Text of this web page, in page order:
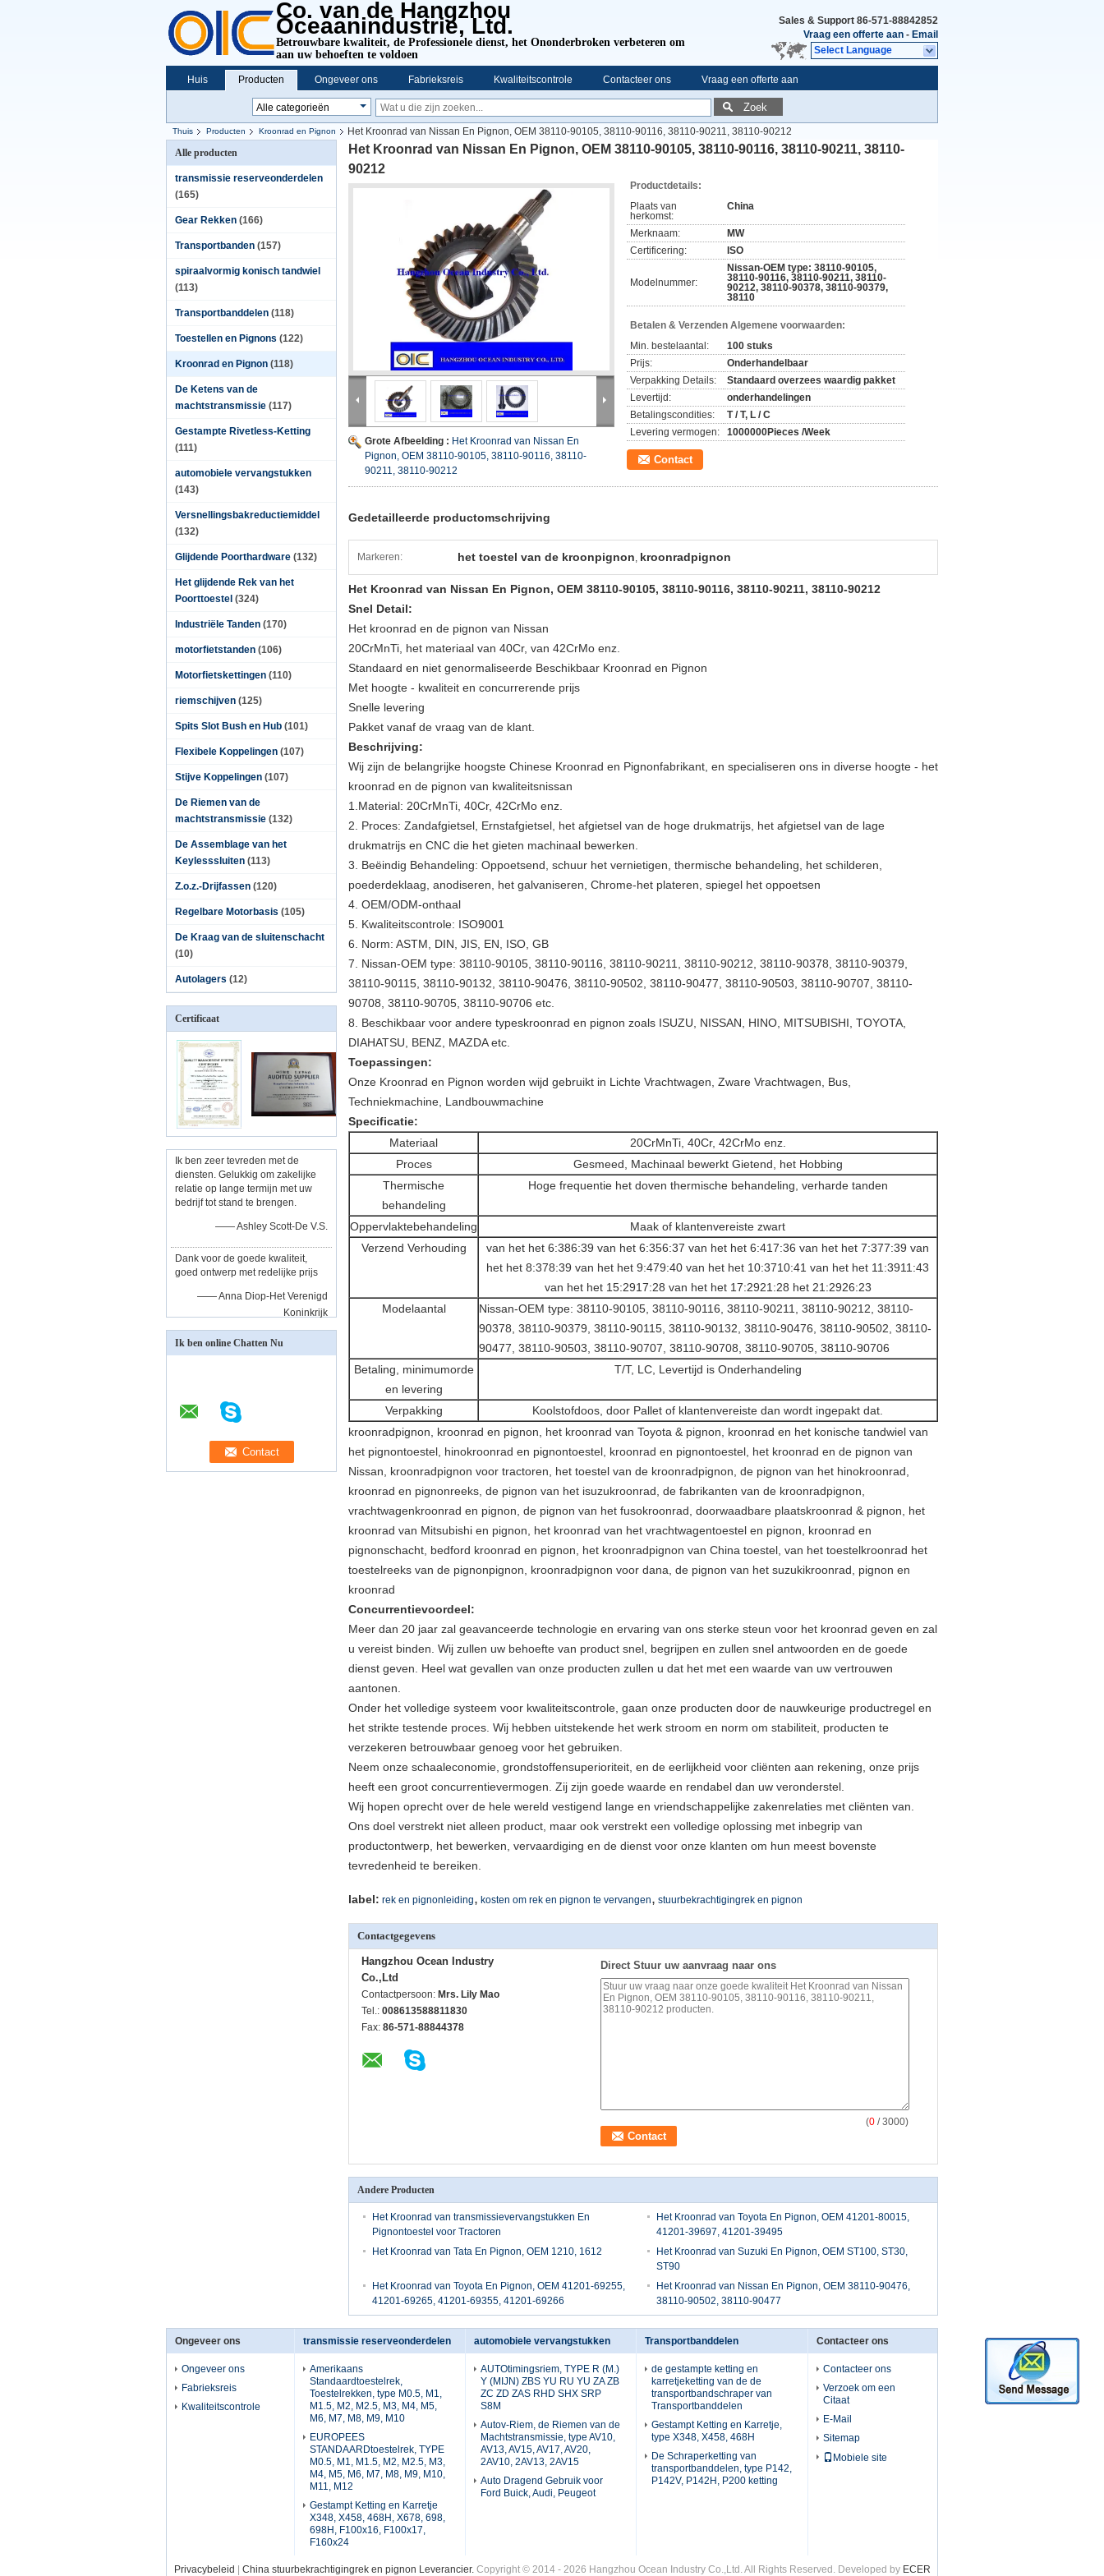
Co. van de Hangzhou
Oceaanindustrie, Ltd.
Betrouwbare kwaliteit, de Professionele dienst, het Ononderbroken verbeteren om
aan uw behoeften te voldoen
Sales & Support 86-571-88842852
Vraag een offerte aan - Email
Select Language
Huis Producten Ongeveer ons Fabrieksreis Kwaliteitscontrole Contacteer ons Vraag een offerte aan
Zoek
Thuis Producten Kroonrad en Pignon
Het Kroonrad van Nissan En Pignon, OEM 38110-90105, 38110-90116, 38110-90211, 38110-90212
Alle producten
transmissie reserveonderdelen
(165)
Gear Rekken (166)
Transportbanden (157)
spiraalvormig konisch tandwiel
(113)
Transportbanddelen (118)
Toestellen en Pignons (122)
Kroonrad en Pignon (118)
De Ketens van de
machtstransmissie (117)
Gestampte Rivetless-Ketting
(111)
automobiele vervangstukken
(143)
Versnellingsbakreductiemiddel
(132)
Glijdende Poorthardware (132)
Het glijdende Rek van het
Poorttoestel (324)
Industriële Tanden (170)
motorfietstanden (106)
Motorfietskettingen (110)
riemschijven (125)
Spits Slot Bush en Hub (101)
Flexibele Koppelingen (107)
Stijve Koppelingen (107)
De Riemen van de
machtstransmissie (132)
De Assemblage van het
Keylesssluiten (113)
Z.o.z.-Drijfassen (120)
Regelbare Motorbasis (105)
De Kraag van de sluitenschacht
(10)
Autolagers (12)
Certificaat
Ik ben zeer tevreden met de
diensten. Gelukkig om zakelijke
relatie op lange termijn met uw
bedrijf tot stand te brengen.
—— Ashley Scott-De V.S.
Dank voor de goede kwaliteit,
goed ontwerp met redelijke prijs
—— Anna Diop-Het Verenigd
Koninkrijk
Ik ben online Chatten Nu
Het Kroonrad van Nissan En Pignon, OEM 38110-90105, 38110-90116, 38110-90211, 38110-
90212
Grote Afbeelding : Het Kroonrad van Nissan En
Pignon, OEM 38110-90105, 38110-90116, 38110-
90211, 38110-90212
Productdetails:
Plaats van
herkomst:
China
Merknaam:
MW
Certificering:
ISO
Modelnummer:
Nissan-OEM type: 38110-90105,
38110-90116, 38110-90211, 38110-
90212, 38110-90378, 38110-90379,
38110
Betalen & Verzenden Algemene voorwaarden:
Min. bestelaantal:
100 stuks
Prijs:
Onderhandelbaar
Verpakking Details:
Standaard overzees waardig pakket
Levertijd:
onderhandelingen
Betalingscondities:
T / T, L / C
Levering vermogen:
1000000Pieces /Week
Contact
Gedetailleerde productomschrijving
Markeren: het toestel van de kroonpignon, kroonradpignon
Het Kroonrad van Nissan En Pignon, OEM 38110-90105, 38110-90116, 38110-90211, 38110-90212
Snel Detail:
Het kroonrad en de pignon van Nissan
20CrMnTi, het materiaal van 40Cr, van 42CrMo enz.
Standaard en niet genormaliseerde Beschikbaar Kroonrad en Pignon
Met hoogte - kwaliteit en concurrerende prijs
Snelle levering
Pakket vanaf de vraag van de klant.
Beschrijving:
Wij zijn de belangrijke hoogste Chinese Kroonrad en Pignonfabrikant, en specialiseren ons in diverse hoogte - het
kroonrad en de pignon van kwaliteitsnissan
1.Material: 20CrMnTi, 40Cr, 42CrMo enz.
2. Proces: Zandafgietsel, Ernstafgietsel, het afgietsel van de hoge drukmatrijs, het afgietsel van de lage
drukmatrijs en CNC die het gieten machinaal bewerken.
3. Beëindig Behandeling: Oppoetsend, schuur het vernietigen, thermische behandeling, het schilderen,
poederdeklaag, anodiseren, het galvaniseren, Chrome-het plateren, spiegel het oppoetsen
4. OEM/ODM-onthaal
5. Kwaliteitscontrole: ISO9001
6. Norm: ASTM, DIN, JIS, EN, ISO, GB
7. Nissan-OEM type: 38110-90105, 38110-90116, 38110-90211, 38110-90212, 38110-90378, 38110-90379,
38110-90115, 38110-90132, 38110-90476, 38110-90502, 38110-90477, 38110-90503, 38110-90707, 38110-
90708, 38110-90705, 38110-90706 etc.
8. Beschikbaar voor andere typeskroonrad en pignon zoals ISUZU, NISSAN, HINO, MITSUBISHI, TOYOTA,
DIAHATSU, BENZ, MAZDA etc.
Toepassingen:
Onze Kroonrad en Pignon worden wijd gebruikt in Lichte Vrachtwagen, Zware Vrachtwagen, Bus,
Techniekmachine, Landbouwmachine
Specificatie:
Materiaal
20CrMnTi, 40Cr, 42CrMo enz.
Proces
Gesmeed, Machinaal bewerkt Gietend, het Hobbing
Thermische
behandeling
Hoge frequentie het doven thermische behandeling, verharde tanden
Oppervlaktebehandeling
Maak of klantenvereiste zwart
Verzend Verhouding
van het het 6:386:39 van het 6:356:37 van het het 6:417:36 van het het 7:377:39 van
het het 8:378:39 van het het 9:479:40 van het het 10:3710:41 van het het 11:3911:43
van het het 15:2917:28 van het het 17:2921:28 het 21:2926:23
Modelaantal
Nissan-OEM type: 38110-90105, 38110-90116, 38110-90211, 38110-90212, 38110-
90378, 38110-90379, 38110-90115, 38110-90132, 38110-90476, 38110-90502, 38110-
90477, 38110-90503, 38110-90707, 38110-90708, 38110-90705, 38110-90706
Betaling, minimumorde
en levering
T/T, LC, Levertijd is Onderhandeling
Verpakking
Koolstofdoos, door Pallet of klantenvereiste dan wordt ingepakt dat.
kroonradpignon, kroonrad en pignon, het kroonrad van Toyota & pignon, kroonrad en het konische tandwiel van
het pignontoestel, hinokroonrad en pignontoestel, kroonrad en pignontoestel, het kroonrad en de pignon van
Nissan, kroonradpignon voor tractoren, het toestel van de kroonradpignon, de pignon van het hinokroonrad,
kroonrad en pignonreeks, de pignon van het isuzukroonrad, de fabrikanten van de kroonradpignon,
vrachtwagenkroonrad en pignon, de pignon van het fusokroonrad, doorwaadbare plaatskroonrad & pignon, het
kroonrad van Mitsubishi en pignon, het kroonrad van het vrachtwagentoestel en pignon, kroonrad en
pignonschacht, bedford kroonrad en pignon, het kroonradpignon van China toestel, van het toestelkroonrad het
toestelreeks van de pignonpignon, kroonradpignon voor dana, de pignon van het suzukikroonrad, pignon en
kroonrad
Concurrentievoordeel:
Meer dan 20 jaar zal geavanceerde technologie en ervaring van ons sterke steun voor het kroonrad geven en zal
u vereist binden. Wij zullen uw behoefte van product snel, begrijpen en zullen snel antwoorden en de goede
dienst geven. Heel wat gevallen van onze producten zullen u dat het met een waarde van uw vertrouwen
aantonen.
Onder het volledige systeem voor kwaliteitscontrole, gaan onze producten door de nauwkeurige productregel en
het strikte testende proces. Wij hebben uitstekende het werk stroom en norm om stabiliteit, producten te
verzekeren betrouwbaar genoeg voor het gebruiken.
Neem onze schaaleconomie, grondstoffensuperioriteit, en de eerlijkheid voor cliënten aan rekening, onze prijs
heeft een groot concurrentievermogen. Zij zijn goede waarde en rendabel dan uw veronderstel.
Wij hopen oprecht over de hele wereld vestigend lange en vriendschappelijke zakenrelaties met cliënten van.
Ons doel verstrekt niet alleen product, maar ook verstrekt een volledige oplossing met inbegrip van
productontwerp, het bewerken, vervaardiging en de dienst voor onze klanten om hun meest bovenste
tevredenheid te bereiken.
label: rek en pignonleiding, kosten om rek en pignon te vervangen, stuurbekrachtigingrek en pignon
Contactgegevens
Hangzhou Ocean Industry
Co.,Ltd
Contactpersoon: Mrs. Lily Mao
Tel.: 008613588811830
Fax: 86-571-88844378
Direct Stuur uw aanvraag naar ons
(0 / 3000)
Andere Producten
Het Kroonrad van transmissievervangstukken En
Pignontoestel voor Tractoren
Het Kroonrad van Toyota En Pignon, OEM 41201-80015,
41201-39697, 41201-39495
Het Kroonrad van Tata En Pignon, OEM 1210, 1612
Het Kroonrad van Suzuki En Pignon, OEM ST100, ST30,
ST90
Het Kroonrad van Toyota En Pignon, OEM 41201-69255,
41201-69265, 41201-69355, 41201-69266
Het Kroonrad van Nissan En Pignon, OEM 38110-90476,
38110-90502, 38110-90477
Ongeveer ons
Ongeveer ons
Fabrieksreis
Kwaliteitscontrole
transmissie reserveonderdelen
Amerikaans
Standaardtoestelrek,
Toestelrekken, type M0.5, M1,
M1.5, M2, M2.5, M3, M4, M5,
M6, M7, M8, M9, M10
EUROPEES
STANDAARDtoestelrek, TYPE
M0.5, M1, M1.5, M2, M2.5, M3,
M4, M5, M6, M7, M8, M9, M10,
M11, M12
Gestampt Ketting en Karretje
X348, X458, 468H, X678, 698,
698H, F100x16, F100x17,
F160x24
automobiele vervangstukken
AUTOtimingsriem, TYPE R (M.)
Y (MIJN) ZBS YU RU YU ZA ZB
ZC ZD ZAS RHD SHX SRP
S8M
Autov-Riem, de Riemen van de
Machtstransmissie, type AV10,
AV13, AV15, AV17, AV20,
2AV10, 2AV13, 2AV15
Auto Dragend Gebruik voor
Ford Buick, Audi, Peugeot
Transportbanddelen
de gestampte ketting en
karretjeketting van de de
transportbandschraper van
Transportbanddelen
Gestampt Ketting en Karretje,
type X348, X458, 468H
De Schraperketting van
transportbanddelen, type P142,
P142V, P142H, P200 ketting
Contacteer ons
Contacteer ons
Verzoek om een
Citaat
E-Mail
Sitemap
Mobiele site
Privacybeleid China stuurbekrachtigingrek en pignon Leverancier. Copyright © 2014 - 2026 Hangzhou Ocean Industry Co.,Ltd. All Rights Reserved. Developed by ECER